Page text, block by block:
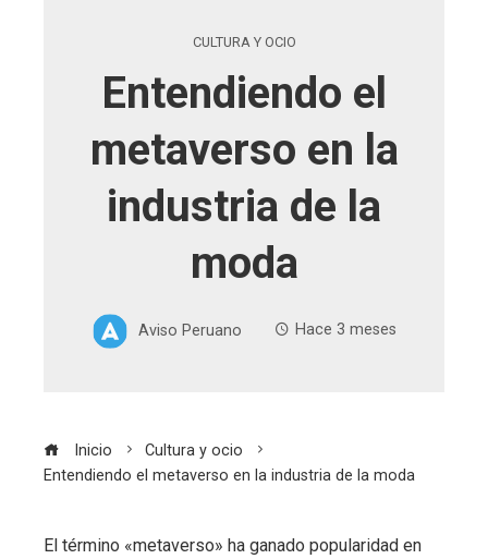
CULTURA Y OCIO
Entendiendo el
metaverso en la
industria de la
moda
Aviso Peruano Hace 3 meses
Inicio
Cultura y ocio
Entendiendo el metaverso en la industria de la moda
El término «metaverso» ha ganado popularidad en